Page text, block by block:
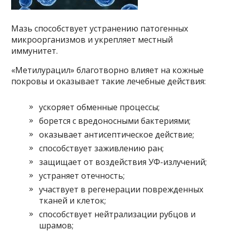
Мазь способствует устранению патогенных
микроорганизмов и укрепляет местный
иммунитет.
«Метилурацил» благотворно влияет на кожные
покровы и оказывает такие лечебные действия:
ускоряет обменные процессы;
борется с вредоносными бактериями;
оказывает антисептическое действие;
способствует заживлению ран;
защищает от воздействия УФ-излучений;
устраняет отечность;
участвует в регенерации поврежденных
тканей и клеток;
способствует нейтрализации рубцов и
шрамов;